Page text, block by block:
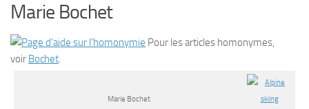
Marie Bochet
Pour les articles homonymes,
voir Bochet.
Marie Bochet